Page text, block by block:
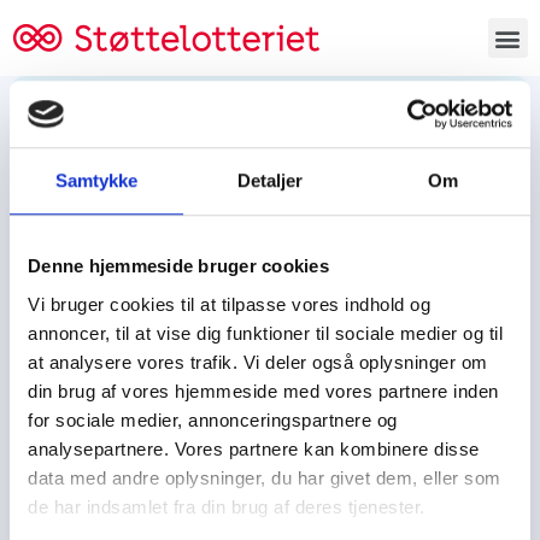
Samtykke Detaljer Om
Denne hjemmeside bruger cookies
Vi bruger cookies til at tilpasse vores indhold og
annoncer, til at vise dig funktioner til sociale medier og til
at analysere vores trafik. Vi deler også oplysninger om
din brug af vores hjemmeside med vores partnere inden
for sociale medier, annonceringspartnere og
analysepartnere. Vores partnere kan kombinere disse
data med andre oplysninger, du har givet dem, eller som
de har indsamlet fra din brug af deres tjenester.
Tjen penge og støt
Tjen penge til:
Spejdere/spejdergruppen/FDF’ere, m.fl.
Kontor
Tjenpengeogstoet.dk
Ejby Industrivej 91
DK – 2600 Glostrup
CVR: 19347508